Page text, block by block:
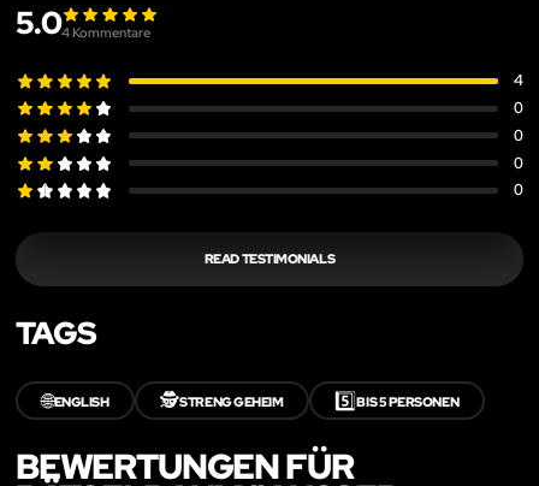
5.04Kommentare
4
0
0
0
0
READ TESTIMONIALS
TAGS
🌐ENGLISH 🕵️STRENG GEHEIM 5️⃣BIS 5 PERSONEN
BEWERTUNGEN FÜR